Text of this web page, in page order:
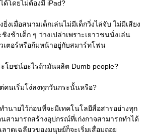
ด้โดยไม่ต้องมี iPad?
งเมื่อสนามเด็กเล่นไม่มีเด็กวิ่งไล่จับ ไม่มีเสียง
งช้าเด็ก ๆ ว่างเปล่าเพราะเยาวชนนั่งเล่น
เตอร์หรือก้มหน้าอยู่กับสมาร์ทโฟน
โยชน์อะไรถ้ามันผลิต Dumb people?
นเริ่มโง่ลงทุกวันกระนั้นหรือ?
ำนายไว้ก่อนที่จะมีเทคโนโลยีสื่อสารอย่างทุก
สามารถสร้างอุปกรณ์ที่เก่งกาจสามารถทำได้
าดเฉลียวของมนุษย์ก็จะเริ่มเสื่อมถอย